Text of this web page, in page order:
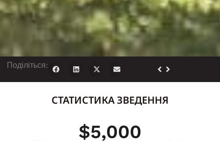
Поділіться:
СТАТИСТИКА ЗВЕДЕННЯ
$5,000